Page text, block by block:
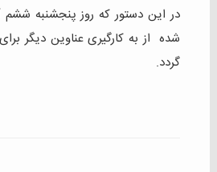
در این دستور که روز پنجشنبه ششم
شده از به کارگیری عناوین دیگر
گردد.